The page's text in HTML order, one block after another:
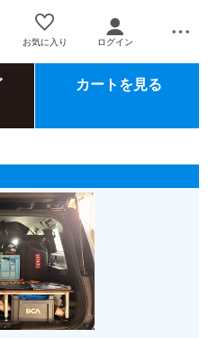
お気に入り ログイン
カートを見る